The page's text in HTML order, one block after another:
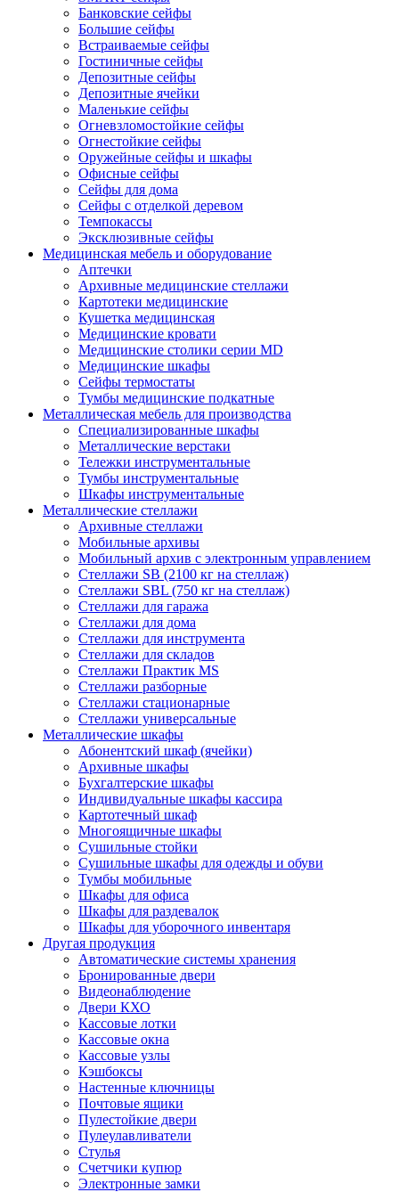
Банковские сейфы
Большие сейфы
Встраиваемые сейфы
Гостиничные сейфы
Депозитные сейфы
Депозитные ячейки
Маленькие сейфы
Огневзломостойкие сейфы
Огнестойкие сейфы
Оружейные сейфы и шкафы
Офисные сейфы
Сейфы для дома
Сейфы с отделкой деревом
Темпокассы
Эксклюзивные сейфы
Медицинская мебель и оборудование
Аптечки
Архивные медицинские стеллажи
Картотеки медицинские
Кушетка медицинская
Медицинские кровати
Медицинские столики серии MD
Медицинские шкафы
Сейфы термостаты
Тумбы медицинские подкатные
Металлическая мебель для производства
Cпециализированные шкафы
Металлические верстаки
Тележки инструментальные
Тумбы инструментальные
Шкафы инструментальные
Металлические стеллажи
Архивные стеллажи
Мобильные архивы
Мобильный архив с электронным управлением
Стеллажи SB (2100 кг на стеллаж)
Стеллажи SBL (750 кг на стеллаж)
Стеллажи для гаража
Стеллажи для дома
Стеллажи для инструмента
Стеллажи для складов
Стеллажи Практик MS
Стеллажи разборные
Стеллажи стационарные
Стеллажи универсальные
Металлические шкафы
Абонентский шкаф (ячейки)
Архивные шкафы
Бухгалтерские шкафы
Индивидуальные шкафы кассира
Картотечный шкаф
Многоящичные шкафы
Сушильные стойки
Сушильные шкафы для одежды и обуви
Тумбы мобильные
Шкафы для офиса
Шкафы для раздевалок
Шкафы для уборочного инвентаря
Другая продукция
Автоматические системы хранения
Бронированные двери
Видеонаблюдение
Двери КХО
Кассовые лотки
Кассовые окна
Кассовые узлы
Кэшбоксы
Настенные ключницы
Почтовые ящики
Пулестойкие двери
Пулеулавливатели
Стулья
Счетчики купюр
Электронные замки